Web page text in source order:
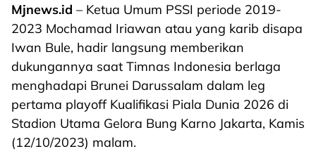
Mjnews.id – Ketua Umum PSSI periode 2019-
2023 Mochamad Iriawan atau yang karib disapa
Iwan Bule, hadir langsung memberikan
dukungannya saat Timnas Indonesia berlaga
menghadapi Brunei Darussalam dalam leg
pertama playoff Kualifikasi Piala Dunia 2026 di
Stadion Utama Gelora Bung Karno Jakarta, Kamis
(12/10/2023) malam.